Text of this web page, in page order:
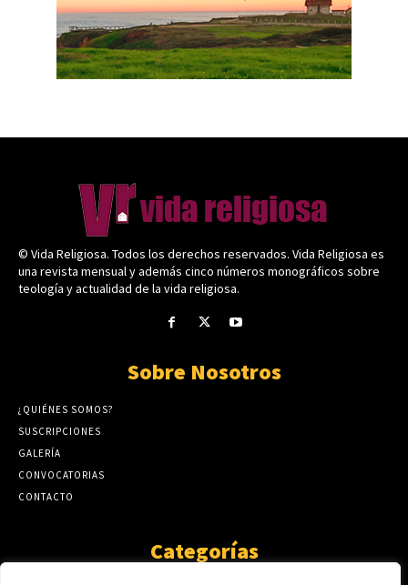
© Vida Religiosa. Todos los derechos reservados. Vida Religiosa es
una revista mensual y además cinco números monográficos sobre
teología y actualidad de la vida religiosa.
Sobre Nosotros
¿QUIÉNES SOMOS?
SUSCRIPCIONES
GALERÍA
CONVOCATORIAS
CONTACTO
Categorías